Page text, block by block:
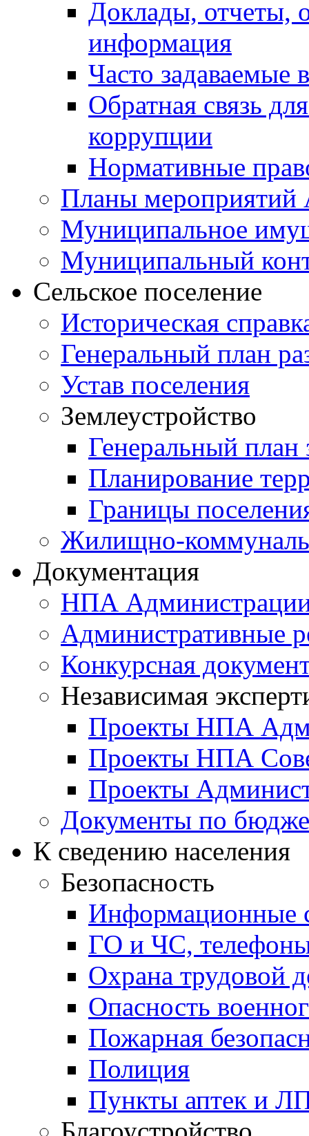
Доклады, отчеты,
информация
Часто задаваемые
Обратная связь
коррупции
Нормативные
Планы мероприятий
Муниципальное
Муниципальный
Сельское поселение
Историческая
Генеральный план
Устав поселения
Землеустройство
Генеральный план
Планирование
Границы
Жилищно-
Документация
НПА
Административные
Конкурсная
Независимая
Проекты НПА
Проекты НПА
Проекты
Документы по
К сведению населения
Безопасность
Информационные
ГО и ЧС,
Охрана трудовой
Опасность
Пожарная
Полиция
Пункты аптек и